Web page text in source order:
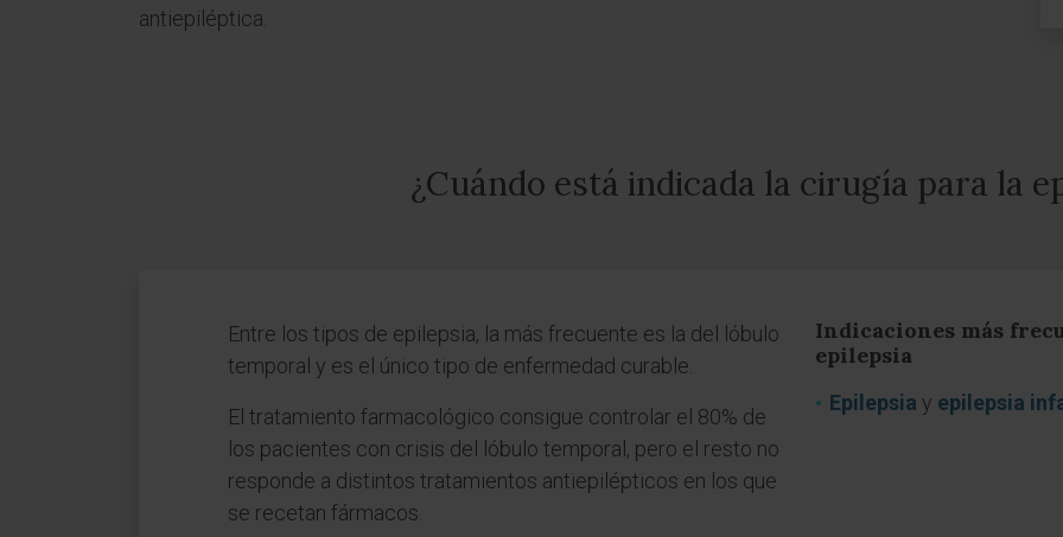
antiepiléptica.
¿Cuándo está indicada la cirugía para la
Entre los tipos de epilepsia, la más frecuente es la del lóbulo
temporal y es el único tipo de enfermedad curable.
El tratamiento farmacológico consigue controlar el 80% de
los pacientes con crisis del lóbulo temporal, pero el resto no
responde a distintos tratamientos antiepilépticos en los que
se recetan fármacos.
Indicaciones más
epilepsia
Epilepsia y epilepsia